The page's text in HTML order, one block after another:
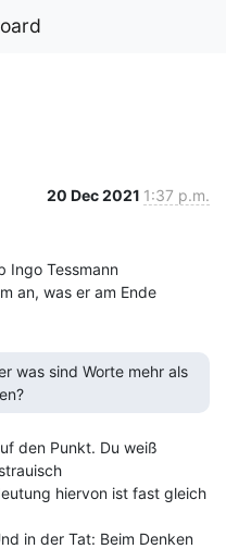
20 Dec 2021 1:37 p.m.
Ingo Tessmann
an, was er am Ende
den Punkt. Du weiß
hiervon ist fast gleich
in der Tat: Beim Denken